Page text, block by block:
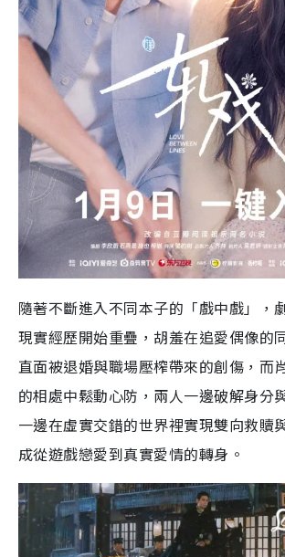
隨著不斷進入不同本子的「戲中戲」，
現實經歷開始重疊，胡羞在追愛偶像的
直面被退婚與職場壓榨帶來的創傷，而
的相處中鬆動心防，兩人一邊破解身分
一邊在虛實交錯的世界裡實現雙向救贖
成從遊戲戀愛到真實愛情的轉身。